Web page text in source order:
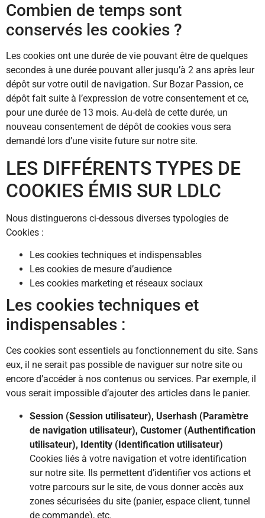
Combien de temps sont
conservés les cookies ?
Les cookies ont une durée de vie pouvant être de quelques
secondes à une durée pouvant aller jusqu’à 2 ans après leur
dépôt sur votre outil de navigation. Sur Bozar Passion, ce
dépôt fait suite à l’expression de votre consentement et ce,
pour une durée de 13 mois. Au-delà de cette durée, un
nouveau consentement de dépôt de cookies vous sera
demandé lors d’une visite future sur notre site.
LES DIFFÉRENTS TYPES DE
COOKIES ÉMIS SUR LDLC
Nous distinguerons ci-dessous diverses typologies de
Cookies :
Les cookies techniques et indispensables
Les cookies de mesure d’audience
Les cookies marketing et réseaux sociaux
Les cookies techniques et
indispensables :
Ces cookies sont essentiels au fonctionnement du site. Sans
eux, il ne serait pas possible de naviguer sur notre site ou
encore d’accéder à nos contenus ou services. Par exemple, il
vous serait impossible d’ajouter des articles dans le panier.
Session (Session utilisateur), Userhash (Paramètre
de navigation utilisateur), Customer (Authentification
utilisateur), Identity (Identification utilisateur)
Cookies liés à votre navigation et votre identification
sur notre site. Ils permettent d’identifier vos actions et
votre parcours sur le site, de vous donner accès aux
zones sécurisées du site (panier, espace client, tunnel
de commande), etc.